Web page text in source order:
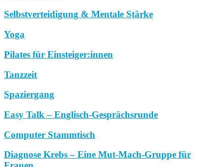
Selbstverteidigung & Mentale Stärke
Yoga
Pilates für Einsteiger:innen
Tanzzeit
Spaziergang
Easy Talk – Englisch-Gesprächsrunde
Computer Stammtisch
Diagnose Krebs – Eine Mut-Mach-Gruppe für